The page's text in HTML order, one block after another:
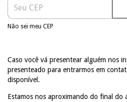
Não sei meu CEP
Caso você vá presentear alguém nos
presenteado para entrarmos em
disponível.
Estamos nos aproximando do final do